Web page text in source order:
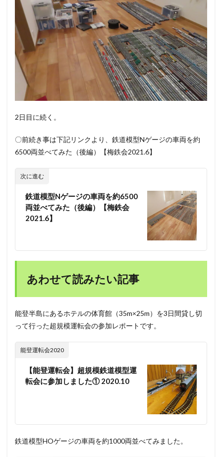
2日目に続く。
〇前続き事は下記リンクより、鉄道模型Nゲージの車両を約
6500両並べてみた（後編）【梅鉄会2021.6】
次に進む
鉄道模型Nゲージの車両を約6500
両並べてみた（後編）【梅鉄会
2021.6】
あわせて読みたい記事
能登半島にあるホテルの体育館（35m×25m）を3日間貸し切
って行った超規模運転会の参加レポートです。
能登運転会2020
【能登運転会】超規模鉄道模型運
転会に参加しました① 2020.10
鉄道模型HOゲージの車両を約1000両並べてみました。